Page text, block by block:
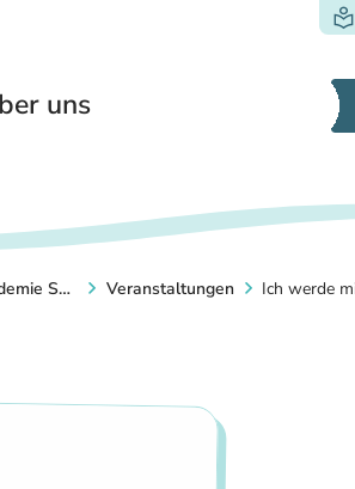
uns
Selbsthilfe-Akademie S-H Veranstaltungen